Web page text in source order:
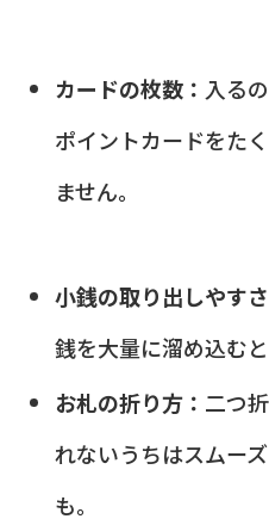
カードの枚数： 入る
ポイントカードをた
ません。
小銭の取り出しやすさ
銭を大量に溜め込む
お札の折り方： 二つ
れないうちはスムー
も。